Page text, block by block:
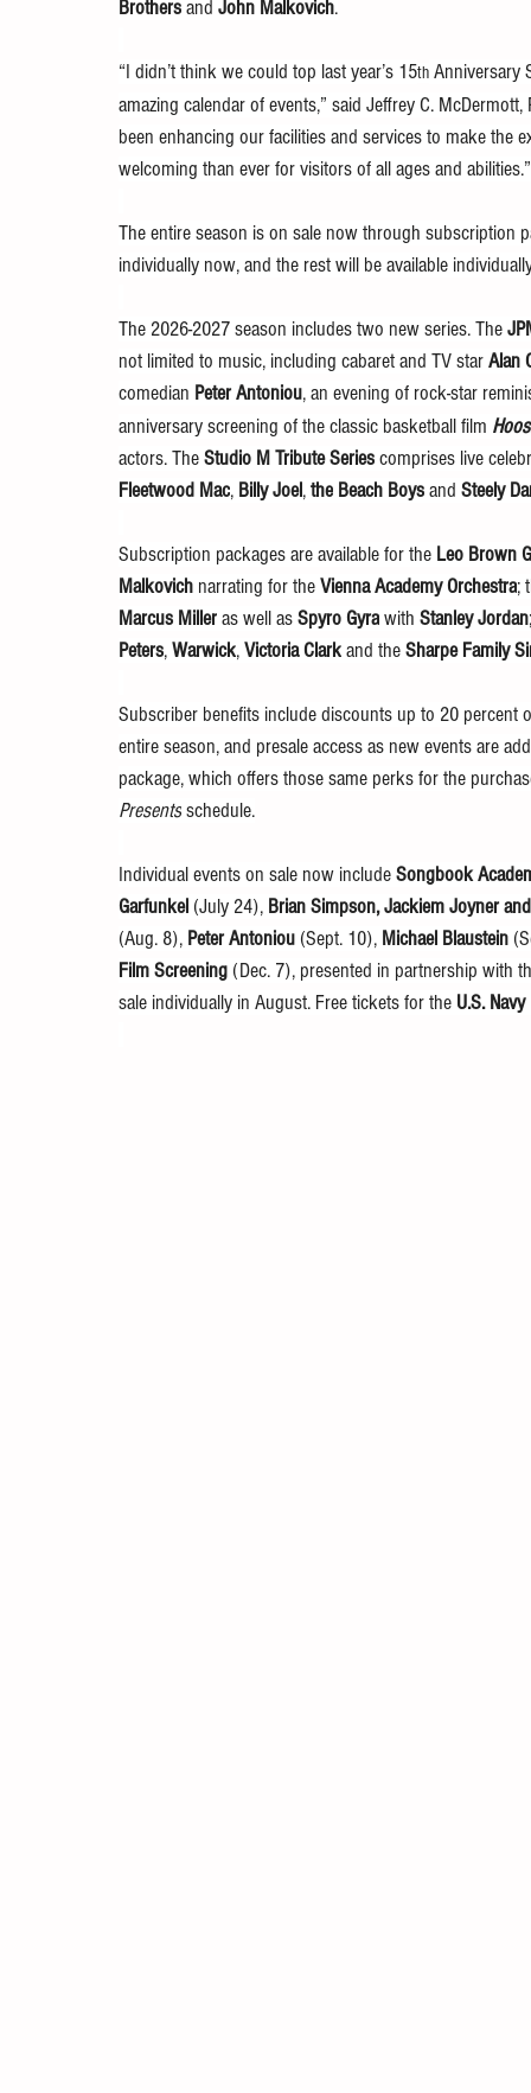
Brothers and John Malkovich.
“I didn’t think we could top last year’s 15th Anniversary
amazing calendar of events,” said Jeffrey C.
been enhancing our facilities and services to make the
welcoming than ever for visitors of all ages and abilities.”
The entire season is on sale now through subscription
individually now, and the rest will be available
The 2026-2027 season includes two new series. The
not limited to music, including cabaret and TV star Alan
comedian Peter Antoniou, an evening of rock-star
anniversary screening of the classic basketball film
actors. The Studio M Tribute Series comprises live
Fleetwood Mac, Billy Joel, the Beach Boys and Steely
Subscription packages are available for the Leo Brown
Malkovich narrating for the Vienna Academy Orchestra;
Marcus Miller as well as Spyro Gyra with Stanley Jordan
Peters, Warwick, Victoria Clark and the Sharpe Family
Subscriber benefits include discounts up to 20
entire season, and presale access as new events are
package, which offers those same perks for the
Presents schedule.
Individual events on sale now include Songbook
Garfunkel (July 24), Brian Simpson, Jackiem Joyner
(Aug. 8), Peter Antoniou (Sept. 10), Michael Blaustein
Film Screening (Dec. 7), presented in partnership with
sale individually in August. Free tickets for the U.S.